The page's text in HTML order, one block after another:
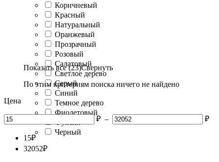
Коричневый
Красный
Натуральный
Оранжевый
Прозрачный
Розовый
Салатовый
Светлое дерево
Серый
Синий
Темное дерево
Фиолетовый
Фуксия
Черный
Показать все (23)Свернуть
По этим критериям поиска ничего не найдено
Цена
₽ – ₽
15₽
32052₽